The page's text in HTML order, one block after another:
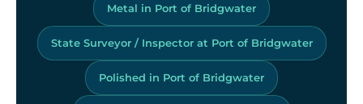
Metal in Port of Bridgwater
State Surveyor / Inspector at Port of Bridgwater
Polished in Port of Bridgwater